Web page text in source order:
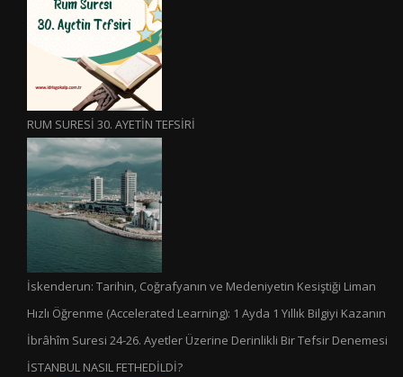
RUM SURESİ 30. AYETİN TEFSİRİ
İskenderun: Tarihin, Coğrafyanın ve Medeniyetin Kesiştiği Liman
Hızlı Öğrenme (Accelerated Learning): 1 Ayda 1 Yıllık Bilgiyi Kazanın
İbrâhîm Suresi 24-26. Ayetler Üzerine Derinlikli Bir Tefsir Denemesi
İSTANBUL NASIL FETHEDİLDİ?